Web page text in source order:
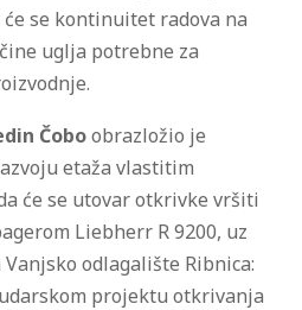
se kontinuitet radova na
uglja potrebne za
Čoboobrazložio je
etaža vlastitim
će se utovar otkrivke vršiti
Liebherr R 9200, uz
odlagalište Ribnica:
projektu otkrivanja